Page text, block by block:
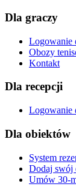
Dla graczy
Logowanie
Obozy
Kontakt
Dla recepcji
Logowanie
Dla obiektów
System
Dodaj swój
Umów 30-